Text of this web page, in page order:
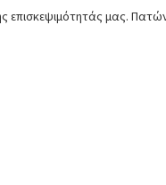
επισκεψιμότητάς μας.